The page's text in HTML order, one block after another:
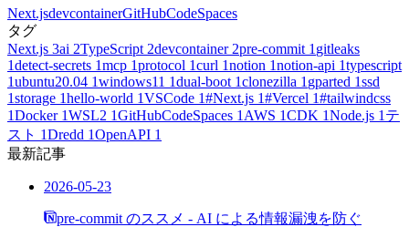
Next.jsdevcontainerGitHubCodeSpaces
タグ
Next.js 3ai 2TypeScript 2devcontainer 2pre-commit 1 gitleaks
1detect-secrets 1mcp 1protocol 1curl 1notion 1notion-api 1typescript
1ubuntu20.04 1windows11 1dual-boot 1clonezilla 1 gparted 1ssd
1storage 1hello-world 1VSCode 1#Next.js 1#Vercel 1#tailwindcss
1Docker 1WSL2 1GitHubCodeSpaces 1 AWS 1CDK 1Node.js 1 テ
スト 1Dredd 1OpenAPI 1
最新記事
2026-05-23
pre-commit のススメ - AI による情報漏洩を防ぐ